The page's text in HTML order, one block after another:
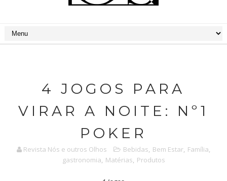
4 JOGOS PARA
VIRAR A NOITE: Nº1
POKER
Revista Nós e outros Olhos Bebidas, Bem Estar, Família,
gastronomia, Matérias, Produtos